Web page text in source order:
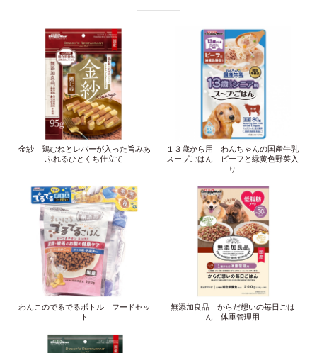
金紗 鶏むねとレバーが入った旨みあ
ふれるひとくち仕立て
１３歳から用 わんちゃんの国産牛乳
スープごはん ビーフと緑黄色野菜入
り
わんこのでるでるボトル フードセッ
ト
無添加良品 からだ想いの毎日ごは
ん 体重管理用